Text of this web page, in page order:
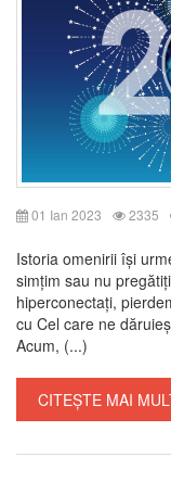
01 Ian 2023 2335
Istoria omenirii își
simțim sau nu
hiperconectați,
cu Cel care ne
Acum, (...)
CITEȘTE MAI